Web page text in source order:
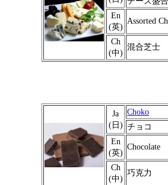
En
(英)
Assorted
Ch
(中)
混合芝士
Ja
(日)
Choko
チョコ
En
(英)
Chocolate
Ch
(中)
巧克力